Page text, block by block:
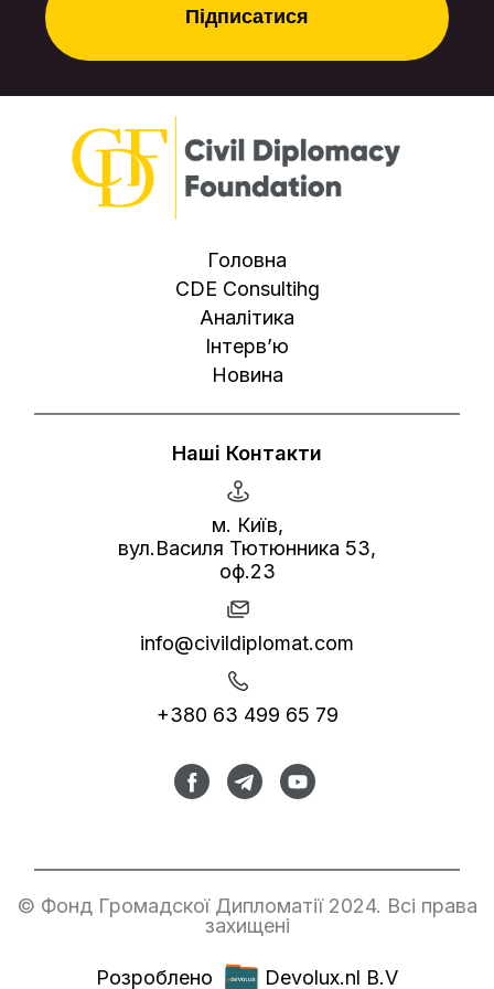
Головна
CDE Consultihg
Аналітика
Інтерв’ю
Новина
Наші Контакти
м. Київ,
вул.Василя Тютюнника 53,
оф.23
info@civildiplomat.com
+380 63 499 65 79
Розроблено Devolux.nl B.V
© Фонд Громадскої Дипломатії 2024. Всі права
захищені